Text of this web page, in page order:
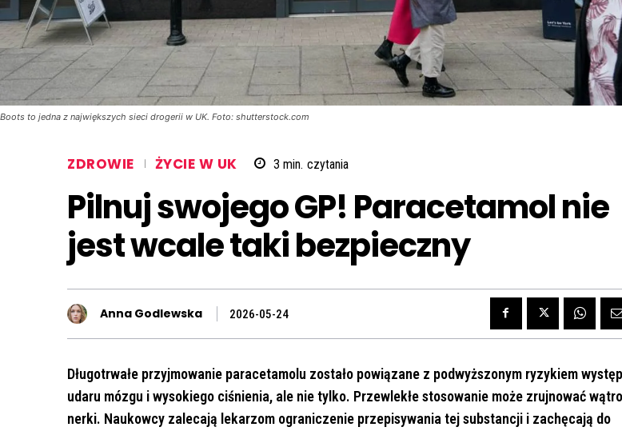
Boots to jedna z największych sieci drogerii w UK. Foto: shutterstock.com
ZDROWIE ŻYCIE W UK 3 min. czytania
Pilnuj swojego GP! Paracetamol nie
jest wcale taki bezpieczny
Anna Godlewska 2026-05-24
Długotrwałe przyjmowanie paracetamolu zostało powiązane z podwyższonym ryzykiem
udaru mózgu i wysokiego ciśnienia, ale nie tylko. Przewlekłe stosowanie może zrujnować
nerki. Naukowcy zalecają lekarzom ograniczenie przepisywania tej substancji i zachęcają do